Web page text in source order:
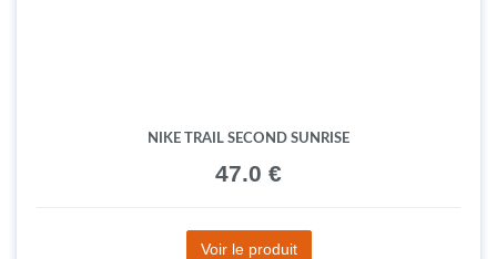
NIKE TRAIL SECOND SUNRISE
47.0 €
Voir le produit